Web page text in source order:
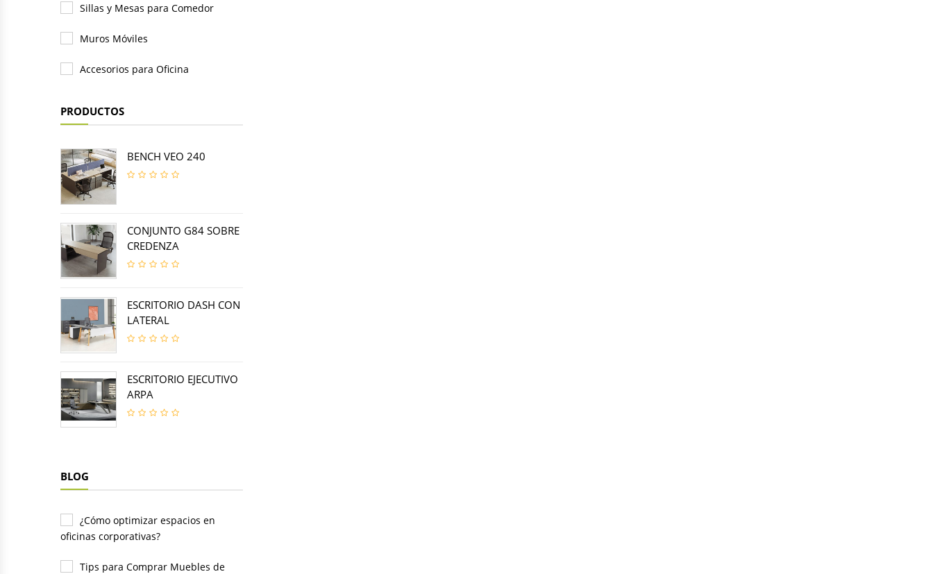
Sillas y Mesas para Comedor
Muros Móviles
Accesorios para Oficina
PRODUCTOS
BENCH VEO 240
CONJUNTO G84 SOBRE
CREDENZA
ESCRITORIO DASH CON
LATERAL
ESCRITORIO EJECUTIVO
ARPA
BLOG
¿Cómo optimizar espacios en
oficinas corporativas?
Tips para Comprar Muebles de